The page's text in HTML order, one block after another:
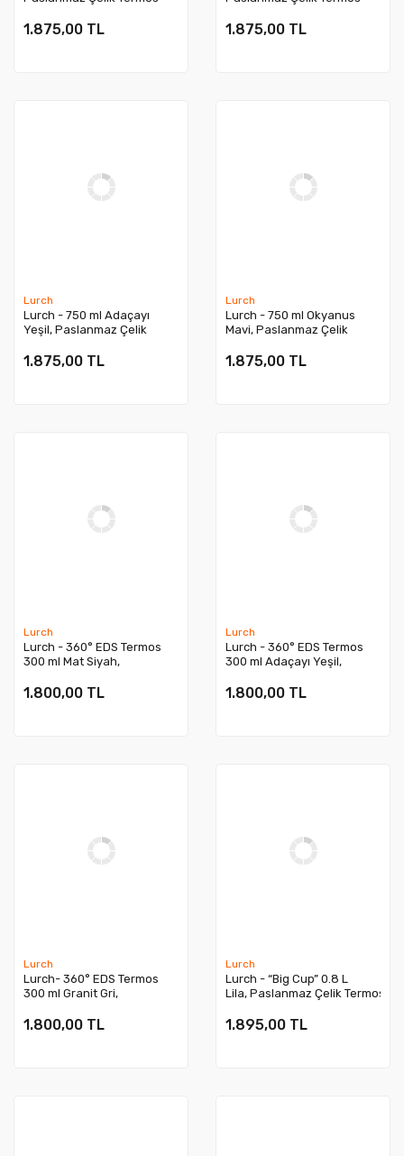
240928
1.875,00 TL
240809
1.875,00 TL
Lurch
Lurch - 750 ml Adaçayı
Yeşil, Paslanmaz Çelik
Sızdırmaz - 240807
1.875,00 TL
Lurch
Lurch - 750 ml Okyanus
Mavi, Paslanmaz Çelik
Sızdırmaz - 240865
1.875,00 TL
Lurch
Lurch - 360° EDS Termos
300 ml Mat Siyah,
Cidarlı, Sızdırmaz - 270986
1.800,00 TL
Lurch
Lurch - 360° EDS Termos
300 ml Adaçayı Yeşil,
Cidarlı, Sızdırmaz - 270987
1.800,00 TL
Lurch
Lurch- 360° EDS Termos
300 ml Granit Gri,
Cidarlı, Sızdırmaz - 270988
1.800,00 TL
Lurch
Lurch - “Big Cup” 0.8 L
Lila, Paslanmaz Çelik Termos -
- 270975
1.895,00 TL